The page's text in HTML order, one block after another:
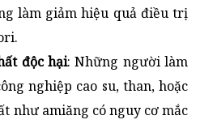
làm giảm hiệu quả điều trị
độc hại: Những người làm
nghiệp cao su, than, hoặc
như amiăng có nguy cơ mắc